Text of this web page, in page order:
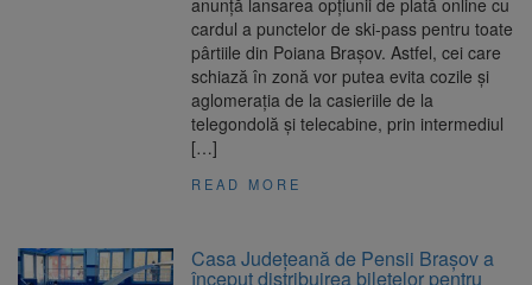
anunță lansarea opțiunii de plată online cu
cardul a punctelor de ski-pass pentru toate
pârtiile din Poiana Brașov. Astfel, cei care
schiază în zonă vor putea evita cozile și
aglomerația de la casieriile de la
telegondolă și telecabine, prin intermediul
[…]
READ MORE
Casa Județeană de Pensii Brașov a
început distribuirea biletelor pentru